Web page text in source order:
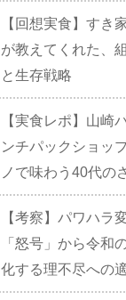
【回想実食】すき
が教えてくれた、
と生存戦略
【実食レポ】山崎
ンチパックショッ
ノで味わう40代の
【考察】パワハラ
「怒号」から令和
化する理不尽への